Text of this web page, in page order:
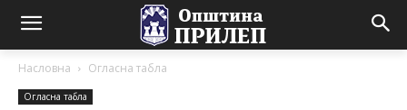
Насловна Огласна табла
Огласна табла